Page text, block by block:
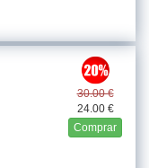
30.00 €
24.00 €
Comprar